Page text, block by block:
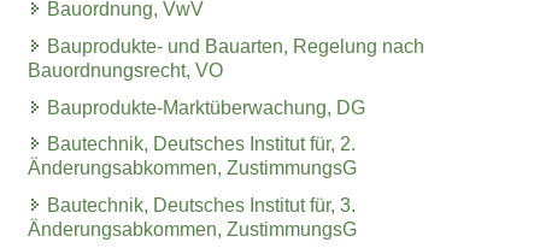
Bauordnung, VwV
Bauprodukte- und Bauarten, Regelung nach
Bauordnungsrecht, VO
Bauprodukte-Marktüberwachung, DG
Bautechnik, Deutsches Institut für, 2.
Änderungsabkommen, ZustimmungsG
Bautechnik, Deutsches Institut für, 3.
Änderungsabkommen, ZustimmungsG